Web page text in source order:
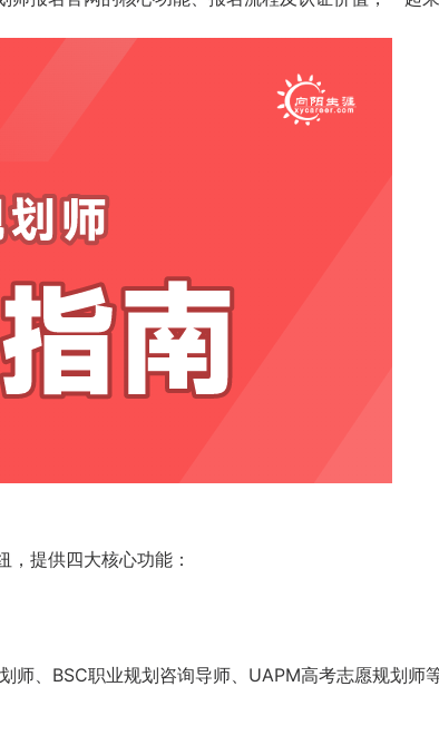
提供四大核心功能：
师、BSC职业规划咨询导师、UAPM高考志愿规划师